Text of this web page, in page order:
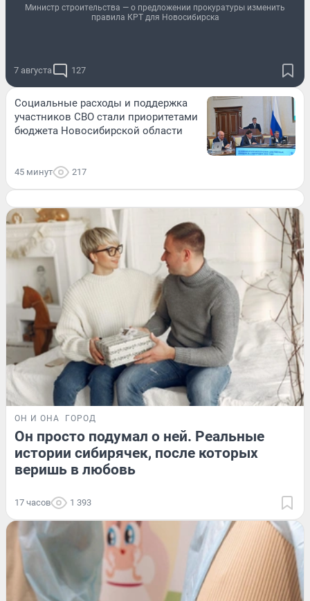
Министр строительства — о предложении прокуратуры изменить
правила КРТ для Новосибирска
7 августа 127
Социальные расходы и поддержка
участников СВО стали приоритетами
бюджета Новосибирской области
45 минут 217
ОН И ОНА ГОРОД
Он просто подумал о ней. Реальные
истории сибирячек, после которых
веришь в любовь
17 часов 1 393